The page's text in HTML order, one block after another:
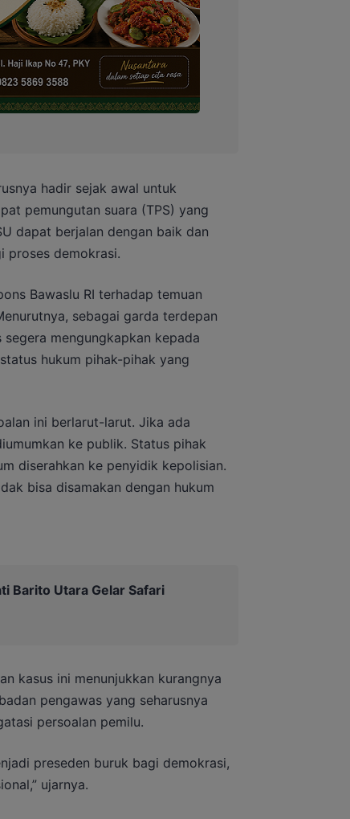
hadir sejak awal untuk
pemungutan suara (TPS) yang
dapat berjalan dengan baik dan
proses demokrasi.
Bawaslu RI terhadap temuan
sebagai garda terdepan
mengungkapkan kepada
hukum pihak-pihak yang
ini berlarut-larut. Jika ada
ke publik. Status pihak
diserahkan ke penyidik kepolisian.
bisa disamakan dengan hukum
Barito Utara Gelar Safari
kasus ini menunjukkan kurangnya
pengawas yang seharusnya
persoalan pemilu.
preseden buruk bagi demokrasi,
ujarnya.